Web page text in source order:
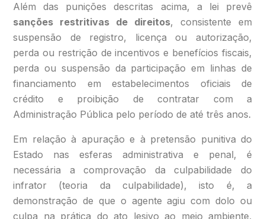
Além das punições descritas acima, a lei prevê
sanções restritivas de direitos, consistente em
suspensão de registro, licença ou autorização,
perda ou restrição de incentivos e benefícios fiscais,
perda ou suspensão da participação em linhas de
financiamento em estabelecimentos oficiais de
crédito e proibição de contratar com a
Administração Pública pelo período de até três anos.
Em relação à apuração e à pretensão punitiva do
Estado nas esferas administrativa e penal, é
necessária a comprovação da culpabilidade do
infrator (teoria da culpabilidade), isto é, a
demonstração de que o agente agiu com dolo ou
culpa na prática do ato lesivo ao meio ambiente,